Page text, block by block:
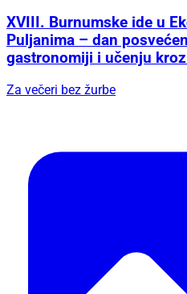
XVIII. Burnumske ide u
Puljanima – dan
gastronomiji i učenju
Za večeri bez žurbe